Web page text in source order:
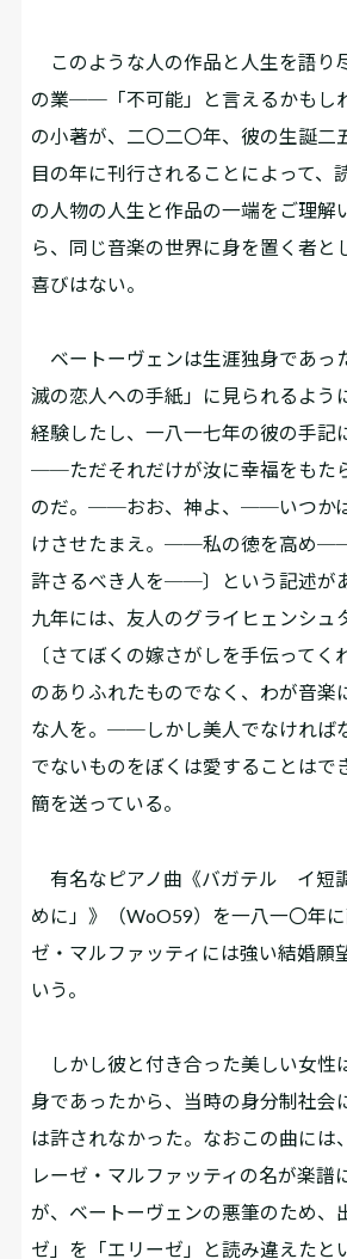
このような人の作品と人生を語り
の業──「不可能」と言えるかもし
の小著が、二〇二〇年、彼の生誕二
目の年に刊行されることによって、
の人物の人生と作品の一端をご理解
ら、同じ音楽の世界に身を置く者と
喜びはない。
ベートーヴェンは生涯独身であっ
滅の恋人への手紙」に見られるよう
経験したし、一八一七年の彼の手記
──ただそれだけが汝に幸福をもた
のだ。──おお、神よ、──いつか
けさせたまえ。──私の徳を高め
許さるべき人を──〕という記述が
九年には、友人のグライヒェンシュ
〔さてぼくの嫁さがしを手伝ってく
のありふれたものでなく、わが音楽
な人を。──しかし美人でなければ
でないものをぼくは愛することはで
簡を送っている。
有名なピアノ曲《バガテル イ短
めに」》（WoO59）を一八一〇年
ゼ・マルファッティには強い結婚願
いう。
しかし彼と付き合った美しい女性
身であったから、当時の身分制社会
は許されなかった。なおこの曲には
レーゼ・マルファッティの名が楽譜
が、ベートーヴェンの悪筆のため、
ゼ」を「エリーゼ」と読み違えたと